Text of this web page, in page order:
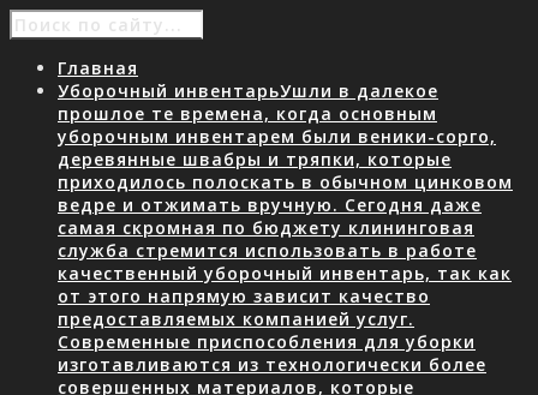
Главная
Уборочный инвентарьУшли в далекое
прошлое те времена, когда основным
уборочным инвентарем были веники-сорго,
деревянные швабры и тряпки, которые
приходилось полоскать в обычном цинковом
ведре и отжимать вручную. Сегодня даже
самая скромная по бюджету клининговая
служба стремится использовать в работе
качественный уборочный инвентарь, так как
от этого напрямую зависит качество
предоставляемых компанией услуг.
Современные приспособления для уборки
изготавливаются из технологически более
совершенных материалов, которые